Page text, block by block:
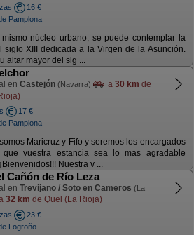
16 €
Pamplona
núcleo urbano, se puede contemplar la
siglo XIII dedicada a la Virgen de la Asunción.
altar mayor del sig ...
en Castejón (Navarra) a 30 km de
17 €
Pamplona
Maricruz y Fifo y seremos los encargados
vuestra estancia sea lo mas agradable
Nuestra v ...
Cañón de Río Leza
en Trevijano / Soto en Cameros (La
32 km de Quel (La Rioja)
23 €
Logroño